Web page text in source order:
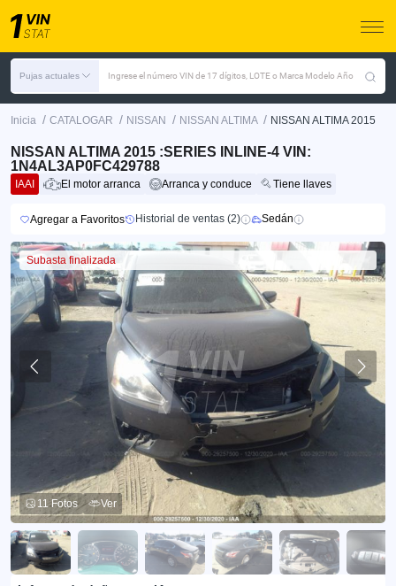
Pujas actuales Ingrese el número VIN de 17 dígitos, LOTE o Marca Modelo Año
Inicia / CATALOGAR / NISSAN / NISSAN ALTIMA / NISSAN ALTIMA 2015
NISSAN ALTIMA 2015 :SERIES INLINE-4 VIN:
1N4AL3AP0FC429788
IAAI El motor arranca Arranca y conduce Tiene llaves
Agregar a Favoritos Historial de ventas (2) Sedán
Subasta finalizada
11 Fotos Ver